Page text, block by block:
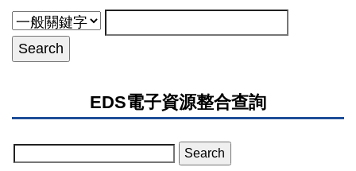
EDS電子資源整合查詢